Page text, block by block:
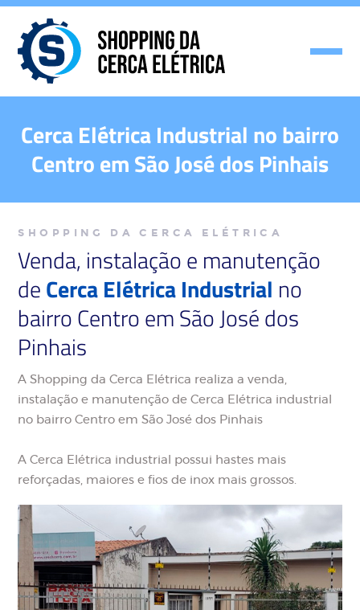
Cerca Elétrica Industrial no bairro
Centro em São José dos Pinhais
SHOPPING DA CERCA ELÉTRICA
Venda, instalação e manutenção
deCerca Elétrica Industrial no
bairro Centro em São José dos
Pinhais
A Shopping da Cerca Elétrica realiza a venda,
instalação e manutenção de Cerca Elétrica industrial
no bairro Centro em São José dos Pinhais
A Cerca Elétrica industrial possui hastes mais
reforçadas, maiores e fios de inox mais grossos.